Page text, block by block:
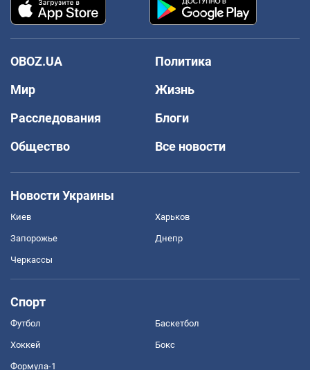
OBOZ.UA
Политика
Мир
Жизнь
Расследования
Блоги
Общество
Все новости
Новости Украины
Киев Харьков
Запорожье Днепр
Черкассы
Спорт
Футбол Баскетбол
Хоккей Бокс
Формула-1